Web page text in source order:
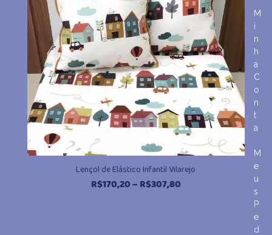
Lençol de Elástico Infantil Vilarejo
R$170,20–R$307,80Faixa
M
i
n
h
a
C
o
n
t
a
M
e
u
s
P
e
d